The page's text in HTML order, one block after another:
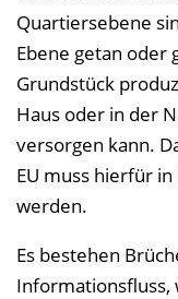
Quartiersebene
Ebene getan oder
Grundstück
Haus oder in der
versorgen kann.
EU muss hierfür
werden.
Es bestehen
Informationsfluss,